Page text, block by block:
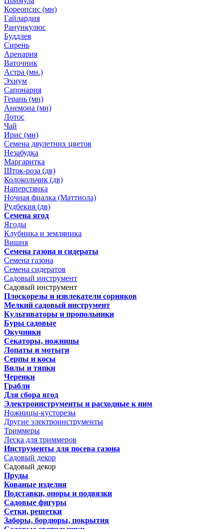
Кореопсис (мн)
Гайлардия
Ранункулюс
Буддлея
Сирень
Аренария
Ваточник
Астра (мн.)
Эхиум
Сапонария
Герань (мн)
Анемона (мн)
Лотос
Чай
Ирис (мн)
Семена двулетних цветов
Незабудка
Маргаритка
Шток-роза (дв)
Колокольчик (дв)
Наперстянка
Ночная фиалка (Маттиола)
Рудбекия (дв)
Семена ягод
Ягоды
Клубника и земляника
Вишня
Семена газона и сидераты
Семена газона
Семена сидератов
Садовый инструмент
Садовый инструмент
Плоскорезы и извлекатели сорняков
Мелкий садовый инструмент
Культиваторы и пропольники
Буры садовые
Окучники
Секаторы, ножницы
Лопаты и мотыги
Серпы и косы
Вилы и тяпки
Черенки
Грабли
Для сбора ягод
Электроинструменты и расходные к ним
Ножницы-кусторезы
Другие электроинструменты
Триммеры
Леска для триммеров
Инструменты для посева газона
Садовый декор
Садовый декор
Пруды
Кованые изделия
Подставки, опоры и подвязки
Садовые фигуры
Сетки, решетки
Заборы, бордюры, покрытия